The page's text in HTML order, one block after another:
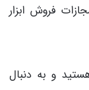
فروش ابزار
و به دنبال